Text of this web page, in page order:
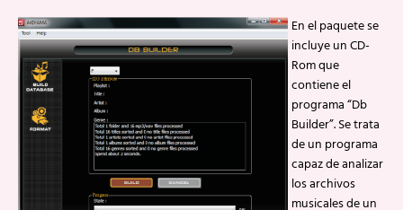
En el paquete se
incluye un CD-
Rom que
contiene el
programa “Db
Builder”. Se trata
de un programa
capaz de analizar
los archivos
musicales de un